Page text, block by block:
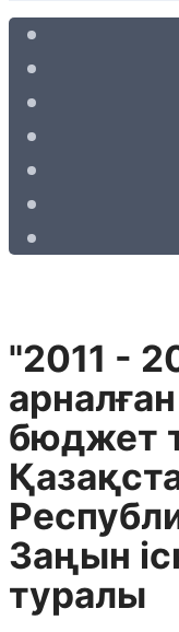
"2011 -
бюджет
Заңын
туралы